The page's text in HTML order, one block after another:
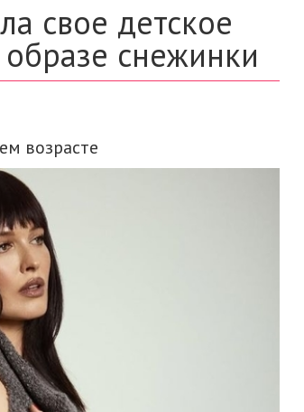
свое детское
снежинки
возрасте